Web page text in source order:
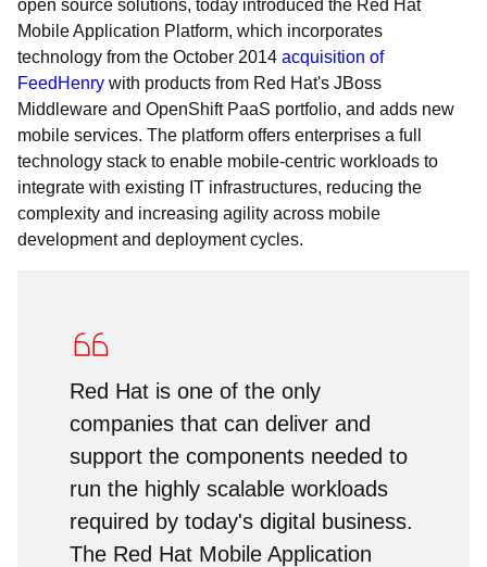
open source solutions, today introduced the Red Hat
Mobile Application Platform, which incorporates
technology from the October 2014 acquisition of
FeedHenry with products from Red Hat's JBoss
Middleware and OpenShift PaaS portfolio, and adds new
mobile services. The platform offers enterprises a full
technology stack to enable mobile-centric workloads to
integrate with existing IT infrastructures, reducing the
complexity and increasing agility across mobile
development and deployment cycles.
Red Hat is one of the only
companies that can deliver and
support the components needed to
run the highly scalable workloads
required by today's digital business.
The Red Hat Mobile Application